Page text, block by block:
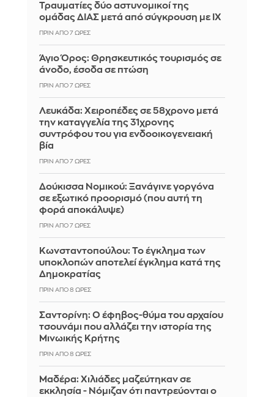
Τραυματίες δύο αστυνομικοί της
ομάδας ΔΙΑΣ μετά από σύγκρουση με ΙΧ
ΠΡΙΝ ΑΠΌ 7 ΏΡΕΣ
Άγιο Όρος: Θρησκευτικός τουρισμός σε
άνοδο, έσοδα σε πτώση
ΠΡΙΝ ΑΠΌ 7 ΏΡΕΣ
Λευκάδα: Χειροπέδες σε 58χρονο μετά
την καταγγελία της 31χρονης
συντρόφου του για ενδοοικογενειακή
βία
ΠΡΙΝ ΑΠΌ 7 ΏΡΕΣ
Δούκισσα Νομικού: Ξανάγινε γοργόνα
σε εξωτικό προορισμό (που αυτή τη
φορά αποκάλυψε)
ΠΡΙΝ ΑΠΌ 7 ΏΡΕΣ
Κωνσταντοπούλου: Το έγκλημα των
υποκλοπών αποτελεί έγκλημα κατά της
Δημοκρατίας
ΠΡΙΝ ΑΠΌ 8 ΏΡΕΣ
Σαντορίνη: Ο έφηβος-θύμα του αρχαίου
τσουνάμι που αλλάζει την ιστορία της
Μινωικής Κρήτης
ΠΡΙΝ ΑΠΌ 8 ΏΡΕΣ
Μαδέρα: Χιλιάδες μαζεύτηκαν σε
εκκλησία - Νόμιζαν ότι παντρεύονται ο